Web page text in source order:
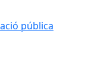
pública